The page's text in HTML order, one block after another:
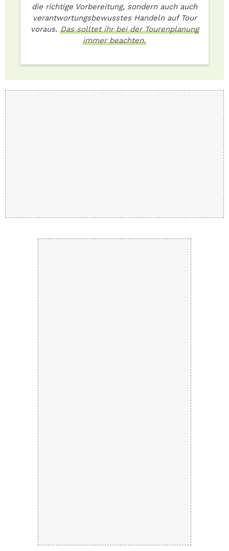
die richtige Vorbereitung, sondern auch auch
verantwortungsbewusstes Handeln auf Tour
voraus. Das solltet ihr bei der Tourenplanung
immer beachten.